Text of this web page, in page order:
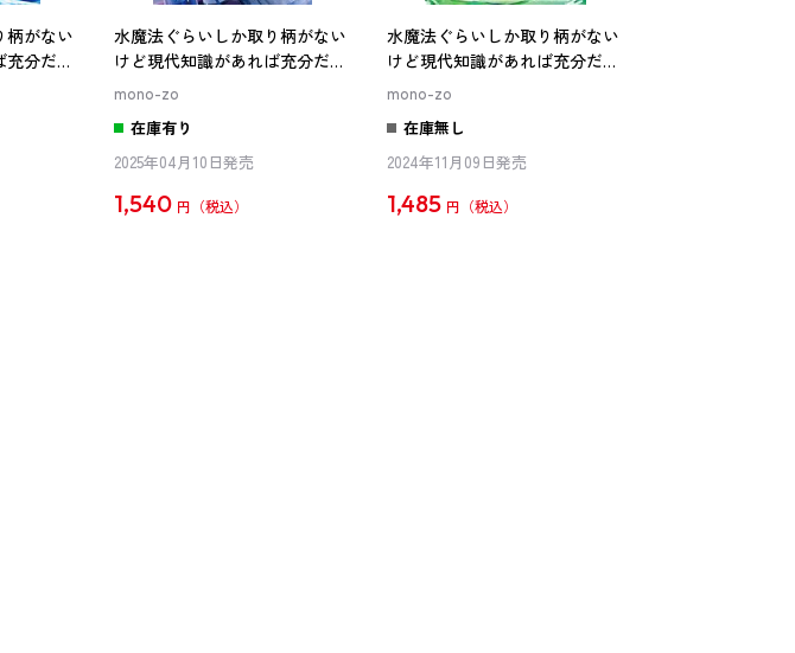
柄がない
分だよ
水魔法ぐらいしか取り柄がない
けど現代知識があれば充分だよ
ね？ ３
mono-zo
在庫有り
2025年04月10日発売
1,540 円
水魔法ぐらいしか取り柄がない
けど現代知識があれば充分だよ
ね？ ２
mono-zo
在庫無し
2024年11月09日発売
1,485 円